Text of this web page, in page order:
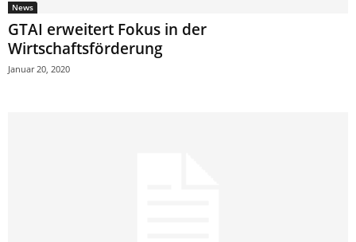
News
GTAI erweitert Fokus in der
Wirtschaftsförderung
Januar 20, 2020